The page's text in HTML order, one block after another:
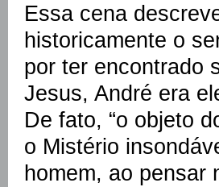
Essa cena
historicamente o
por ter encontrado
Jesus, André era
De fato, “o objeto
o Mistério
homem, ao pensar